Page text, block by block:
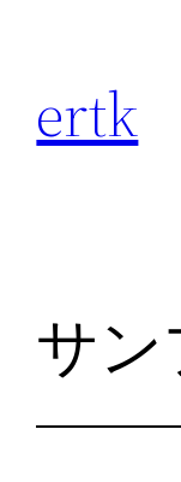
ertk
サ